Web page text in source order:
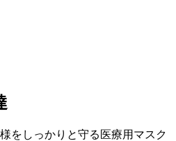
をしっかりと守る医療用マスク